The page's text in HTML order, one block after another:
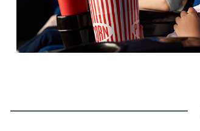
6 THEATRE DE L'OPPRIME
78 80 R DU CHAROLAIS